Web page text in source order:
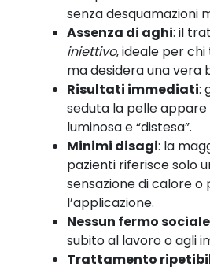
senza desquamazioni
Assenza di aghi: il
iniettivo, ideale per
ma desidera una vera
Risultati immediati:
seduta la pelle
luminosa e “distesa”.
Minimi disagi: la
pazienti riferisce solo
sensazione di calore
l’applicazione.
Nessun fermo sociale
subito al lavoro o agli
Trattamento